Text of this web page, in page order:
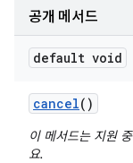
공개 메서드
default void
cancel()
이 메서드는 지원
요.